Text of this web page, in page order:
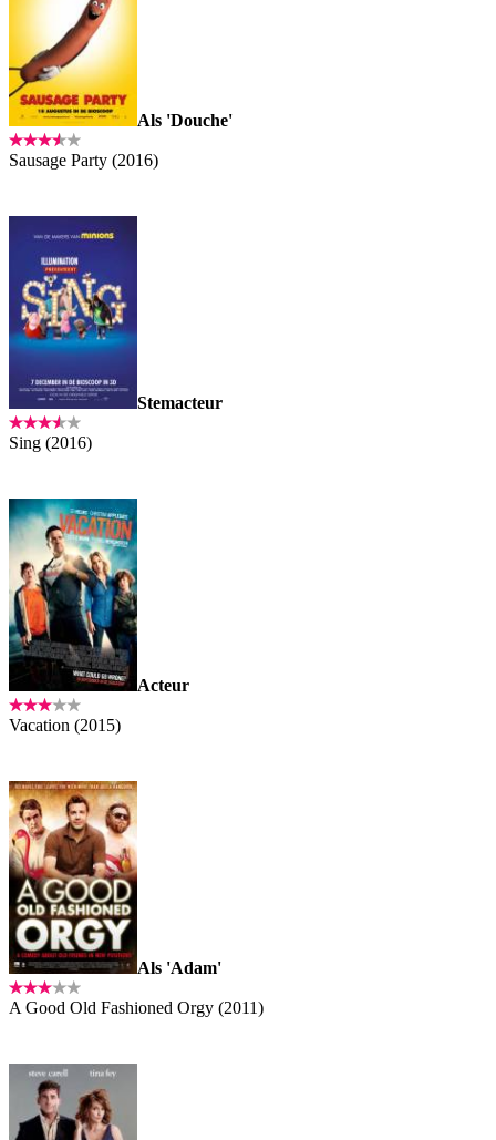
Als 'Douche'
Sausage Party (2016)
Stemacteur
Sing (2016)
Acteur
Vacation (2015)
Als 'Adam'
A Good Old Fashioned Orgy (2011)